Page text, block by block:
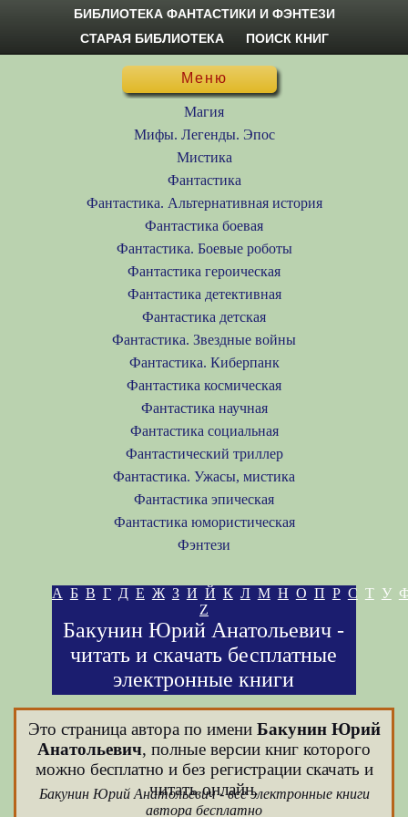
БИБЛИОТЕКА ФАНТАСТИКИ И ФЭНТЕЗИ
СТАРАЯ БИБЛИОТЕКА
ПОИСК КНИГ
Меню
Магия
Мифы. Легенды. Эпос
Мистика
Фантастика
Фантастика. Альтернативная история
Фантастика боевая
Фантастика. Боевые роботы
Фантастика героическая
Фантастика детективная
Фантастика детская
Фантастика. Звездные войны
Фантастика. Киберпанк
Фантастика космическая
Фантастика научная
Фантастика социальная
Фантастический триллер
Фантастика. Ужасы, мистика
Фантастика эпическая
Фантастика юмористическая
Фэнтези
А Б В Г Д Е Ж З И Й К Л М Н О П Р С Т У
Z
Бакунин Юрий Анатольевич -
читать и скачать бесплатные
электронные книги
Это страница автора по имени Бакунин Юрий
Анатольевич, полные версии книг которого
можно бесплатно и без регистрации скачать и
читать онлайн.
Бакунин Юрий Анатольевич - все электронные книги
автора бесплатно